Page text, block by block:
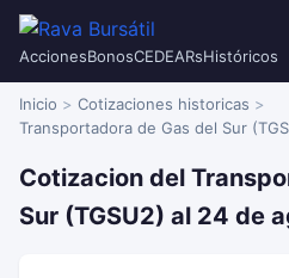
AccionesBonosCEDEARsHistóricos
Inicio
Cotizaciones historicas
Transportadora de Gas del Sur
Cotizacion del
Sur (TGSU2) al 24 de